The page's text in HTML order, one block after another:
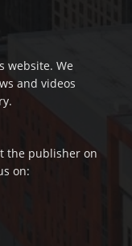
website. We
and videos
the publisher on
on: